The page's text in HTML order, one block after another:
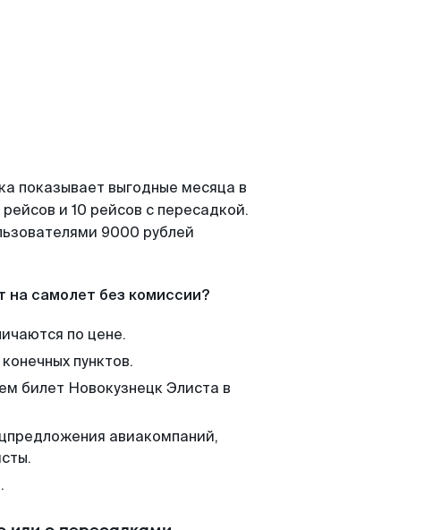
показывает выгодные месяца в
и 10 рейсов с пересадкой.
9000 рублей
на самолет без комиссии?
по цене.
пунктов.
билет Новокузнецк Элиста в
авиакомпаний,